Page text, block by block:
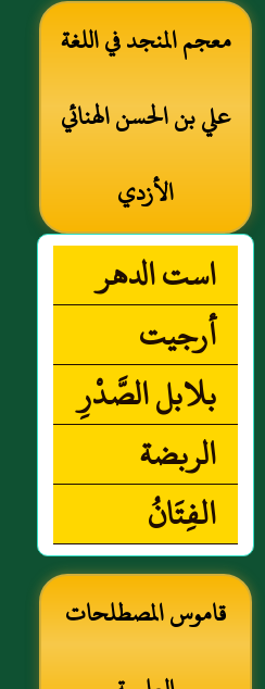
معجم المنجد في اللغة
علي بن الحسن الهنائي
الأزدي
است الدهر
أرجيت
بلابل الصَّدْرِ
الربضة
الفِتَانُ
قاموس المصطلحات